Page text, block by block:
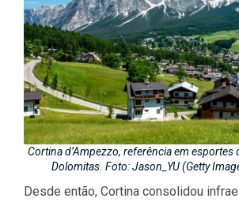
Cortina d’Ampezzo, referência em esportes
Dolomitas. Foto: Jason_YU (Getty
Desde então, Cortina consolidou